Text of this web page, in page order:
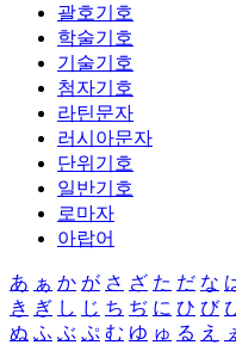
괄호기호
학술기호
기술기호
첨자기호
라틴문자
러시아문자
단위기호
일반기호
로마자
아랍어
あ ぁ か が さ ざ た だ な
き ぎ し じ ち ぢ に ひ び
ぬ ふ ぶ ぷ む ゆ ゅ る え ぇ